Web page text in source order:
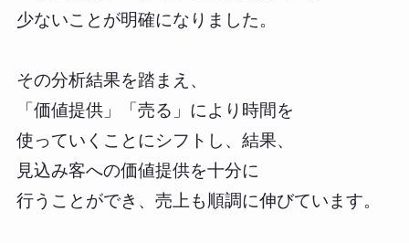
少ないことが明確になりました。
その分析結果を踏まえ、
「価値提供」「売る」により時間を
使っていくことにシフトし、結果、
見込み客への価値提供を十分に
行うことができ、売上も順調に伸びています。